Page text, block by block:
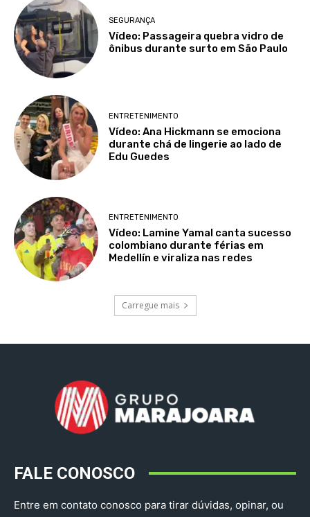
SEGURANÇA
Vídeo: Passageira quebra vidro de
ônibus durante surto em São Paulo
ENTRETENIMENTO
Vídeo: Ana Hickmann se emociona
durante chá de lingerie ao lado de
Edu Guedes
ENTRETENIMENTO
Vídeo: Lamine Yamal canta sucesso
colombiano durante férias em
Medellín e viraliza nas redes
Carregue mais
FALE CONOSCO
Entre em contato conosco para tirar dúvidas, opinar, ou